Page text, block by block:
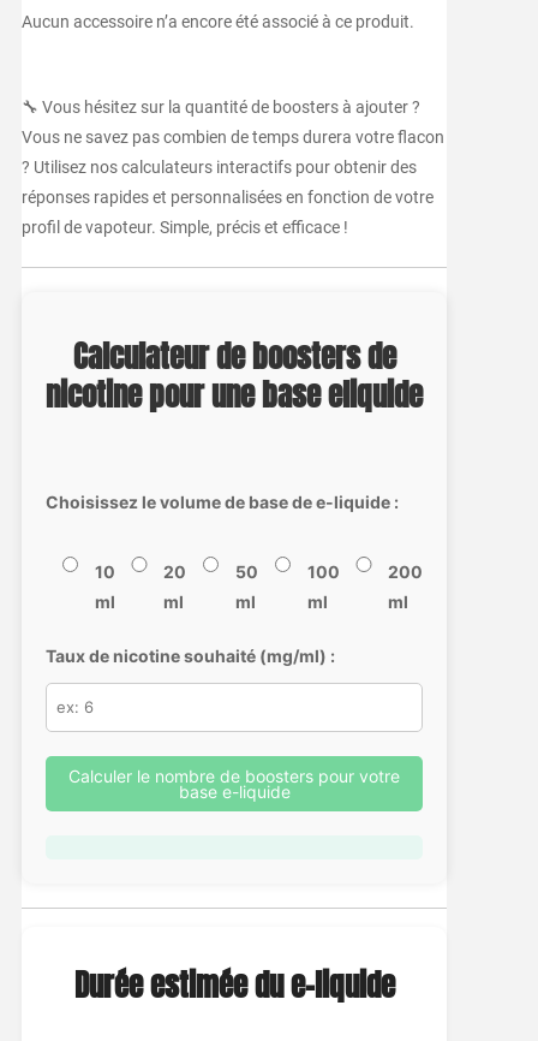
Aucun accessoire n’a encore été associé à ce produit.
🔧 Vous hésitez sur la quantité de boosters à ajouter ?
Vous ne savez pas combien de temps durera votre flacon
? Utilisez nos calculateurs interactifs pour obtenir des
réponses rapides et personnalisées en fonction de votre
profil de vapoteur. Simple, précis et efficace !
Calculateur de boosters de
nicotine pour une base eliquide
Choisissez le volume de base de e-liquide :
10
ml
20
ml
50
ml
100
ml
200
ml
Taux de nicotine souhaité (mg/ml) :
Calculer le nombre de boosters pour votre
base e-liquide
Durée estimée du e-liquide